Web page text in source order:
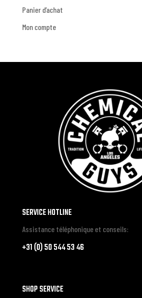
Panier d’achat
Mon compte
SERVICE HOTLINE
Assistance téléphonique et conseils:
+31 (0) 50 544 53 46
SHOP SERVICE